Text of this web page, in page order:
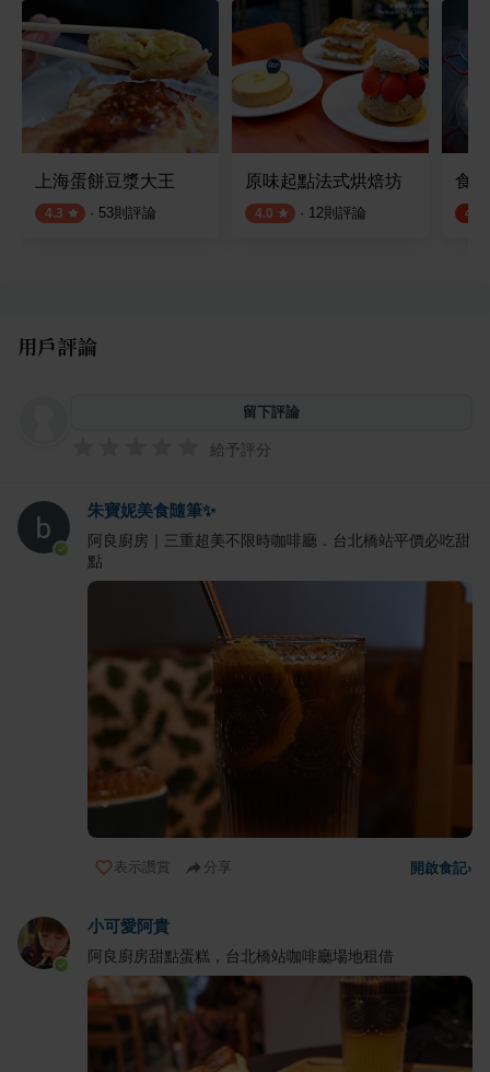
上海蛋餅豆漿大王
4.3 · 53則評論
原味起點法式烘焙坊
4.0 · 12則評論
食
4.6
用戶評論
留下評論
給予評分
朱寶妮美食隨筆✨
阿良廚房｜三重超美不限時咖啡廳．台北橋站平價必吃甜
點
表示讚賞 分享 開啟食記›
小可愛阿貴
阿良廚房甜點蛋糕，台北橋站咖啡廳場地租借